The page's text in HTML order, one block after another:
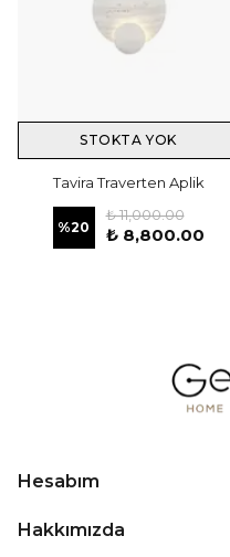
STOKTA YOK
Tavira Traverten Aplik
%20
₺ 11,000.00
₺ 8,800.00
Hesabım
Hakkımızda